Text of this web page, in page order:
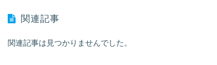
関連記事
関連記事は見つかりませんでした。